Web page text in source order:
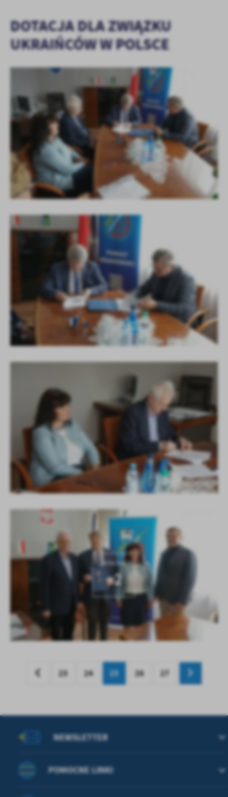
DOTACJA DLA ZWIĄZKU
UKRAIŃCÓW W POLSCE
KOLEJNE
+2
23 24 25 26 27
POMOCNE LINKI
NEWSLETTER